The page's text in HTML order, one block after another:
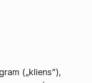
(„kliens”),